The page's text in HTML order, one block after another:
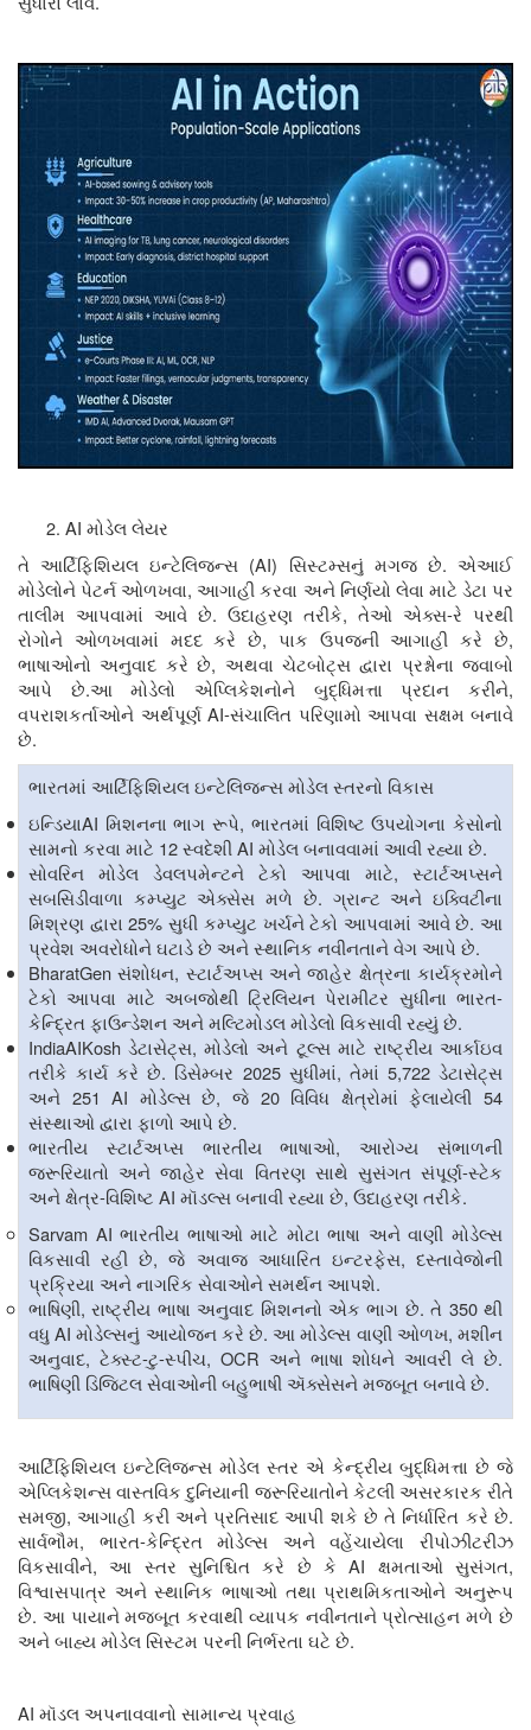
AI મોડેલ લેયર
તે આર્ટિફિશિયલ ઇન્ટેલિજન્સ (AI) સિસ્ટમ્સનું મગજ છે.એઆઈ
મોડેલોને પેટર્ન ઓળખવા,આગાહી કરવા અને નિર્ણયો લેવા માટે ડેટા પર
તાલીમ આપવામાં આવે છે. ઉદાહરણ તરીકે, તેઓ એક્સ-રે પરથી
રોગોને ઓળખવામાં મદદ કરે છે, પાક ઉપજની આગાહી કરે છે,
ભાષાઓનો અનુવાદ કરે છે, અથવા ચેટબોટ્સ દ્વારા પ્રશ્નોના જવાબો
આપે છે.આ મોડેલો એપ્લિકેશનોને બુદ્ધિમત્તા પ્રદાન કરીને,
વપરાશકર્તાઓને અર્થપૂર્ણ AI-સંચાલિત પરિણામો આપવા સક્ષમ બનાવે
છે.
ભારતમાં આર્ટિફિશિયલ ઇન્ટેલિજન્સ મોડેલ સ્તરનો વિકાસ
ઇન્ડિયાAI મિશનના ભાગ રૂપે, ભારતમાં વિશિષ્ટ ઉપયોગના કેસોનો
સામનો કરવા માટે 12 સ્વદેશી AI મોડેલ બનાવવામાં આવી રહ્યા છે.
સોવરિન મોડેલ ડેવલપમેન્ટને ટેકો આપવા માટે,
સ્ટાર્ટઅપ્સને
સબસિડીવાળા કમ્પ્યુટ એક્સેસ મળે છે.
ગ્રાન્ટ અને ઇક્વિટીના
મિશ્રણ દ્વારા25%સુધી કમ્પ્યુટ ખર્ચને ટેકો આપવામાં આવે છે.આ
પ્રવેશ અવરોધોને ઘટાડે છે અને સ્થાનિક નવીનતાને વેગ આપે છે.
BharatGen સંશોધન, સ્ટાર્ટઅપ્સ અને જાહેર ક્ષેત્રના કાર્યક્રમોને
ટેકો આપવા માટે અબજોથી ટ્રિલિયન પેરામીટર સુધીના ભારત-
કેન્દ્રિત ફાઉન્ડેશન અને મલ્ટિમોડલ મોડેલો વિકસાવી રહ્યું છે.
IndiaAIKoshડેટાસેટ્સ,મોડેલો અને ટૂલ્સ માટે રાષ્ટ્રીય આર્કાઇવ
તરીકે કાર્ય કરે છે. ડિસેમ્બર 2025સુધીમાં, તેમાં 5,722ડેટાસેટ્સ
અને 251 AI મોડેલ્સ છે,જે 20 વિવિધ ક્ષેત્રોમાં ફેલાયેલી54
સંસ્થાઓ દ્વારા ફાળો આપે છે.
ભારતીય સ્ટાર્ટઅપ્સ ભારતીય ભાષાઓ,આરોગ્ય સંભાળની
જરૂરિયાતો અને જાહેર સેવા વિતરણ સાથે સુસંગત સંપૂર્ણ-સ્ટેક
અને ક્ષેત્ર-વિશિષ્ટ AI મૉડલ્સ બનાવી રહ્યા છે, ઉદાહરણ તરીકે.
Sarvam AI ભારતીય ભાષાઓ માટે મોટા ભાષા અને વાણી મોડેલ્સ
વિકસાવી રહી છે,જે અવાજ આધારિત ઇન્ટરફેસ,દસ્તાવેજોની
પ્રક્રિયા અને નાગરિક સેવાઓને સમર્થન આપશે.
ભાષિણી, રાષ્ટ્રીય ભાષા અનુવાદ મિશનનો એક ભાગ છે.તે 350થી
વધુAIમોડેલ્સનું આયોજન કરે છે.આ મોડેલ્સ વાણી ઓળખ,મશીન
અનુવાદ, ટેક્સ્ટ-ટુ-સ્પીચ, OCR અને ભાષા શોધને આવરી લે છે.
ભાષિણી ડિજિટલ સેવાઓની બહુભાષી ઍક્સેસને મજબૂત બનાવે છે.
આર્ટિફિશિયલ ઇન્ટેલિજન્સ મોડેલ સ્તર એ કેન્દ્રીય બુદ્ધિમત્તા છે જે
એપ્લિકેશન્સ વાસ્તવિક દુનિયાની જરૂરિયાતોને કેટલી અસરકારક રીતે
સમજી,આગાહી કરી અને પ્રતિસાદ આપી શકે છે તે નિર્ધારિત કરે છે.
સાર્વભૌમ, ભારત-કેન્દ્રિત મોડેલ્સ અને વહેંચાયેલા રીપોઝીટરીઝ
વિકસાવીને,આ સ્તર સુનિશ્ચિત કરે છે કેAI ક્ષમતાઓ સુસંગત,
વિશ્વાસપાત્ર અને સ્થાનિક ભાષાઓ તથા પ્રાથમિકતાઓને અનુરૂપ
છે. આ પાયાને મજબૂત કરવાથી વ્યાપક નવીનતાને પ્રોત્સાહન મળે છે
અને બાહ્ય મોડેલ સિસ્ટમ પરની નિર્ભરતા ઘટે છે.
AI મૉડલ અપનાવવાનો સામાન્ય પ્રવાહ